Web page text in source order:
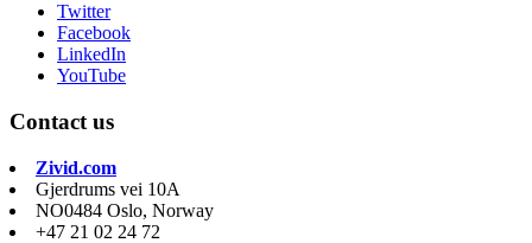
Twitter
Facebook
LinkedIn
YouTube
Contact us
Zivid.com
Gjerdrums vei 10A
NO0484 Oslo, Norway
+47 21 02 24 72